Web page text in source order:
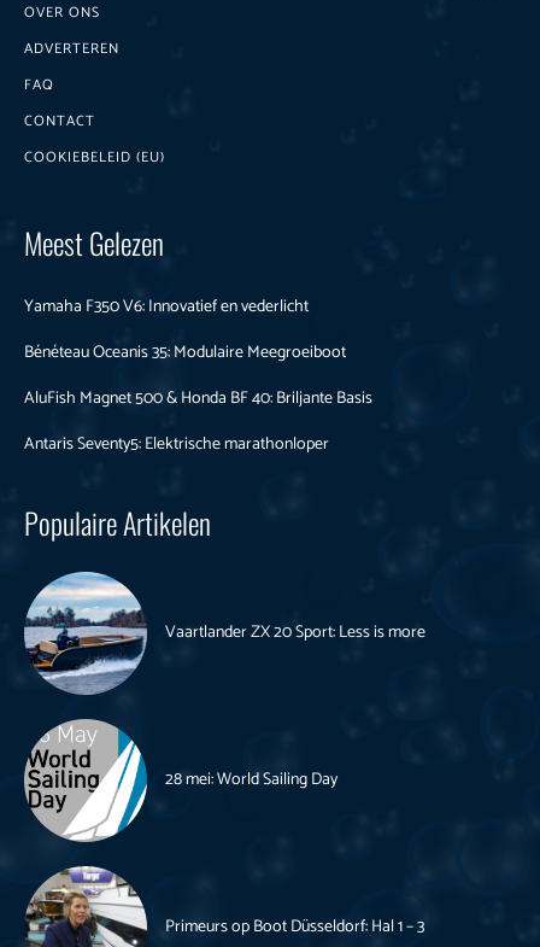
OVER ONS
ADVERTEREN
FAQ
CONTACT
COOKIEBELEID (EU)
Meest Gelezen
Yamaha F350 V6: Innovatief en vederlicht
Bénéteau Oceanis 35: Modulaire Meegroeiboot
AluFish Magnet 500 & Honda BF 40: Briljante Basis
Antaris Seventy5: Elektrische marathonloper
Populaire Artikelen
Vaartlander ZX 20 Sport: Less is more
28 mei: World Sailing Day
Primeurs op Boot Düsseldorf: Hal 1 – 3